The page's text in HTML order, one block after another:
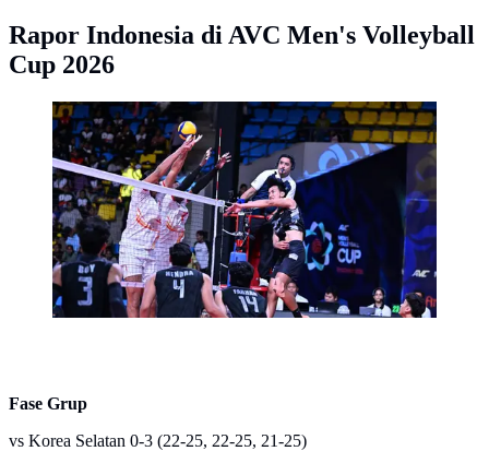
Rapor Indonesia di AVC Men's Volleyball
Cup 2026
Timnas Voli Indonesia melaju ke semifinal AVC Men's
Volleyball Cup 2026 usai mengalahkan Oman. (Dok.
AVC)
Fase Grup
vs Korea Selatan 0-3 (22-25, 22-25, 21-25)